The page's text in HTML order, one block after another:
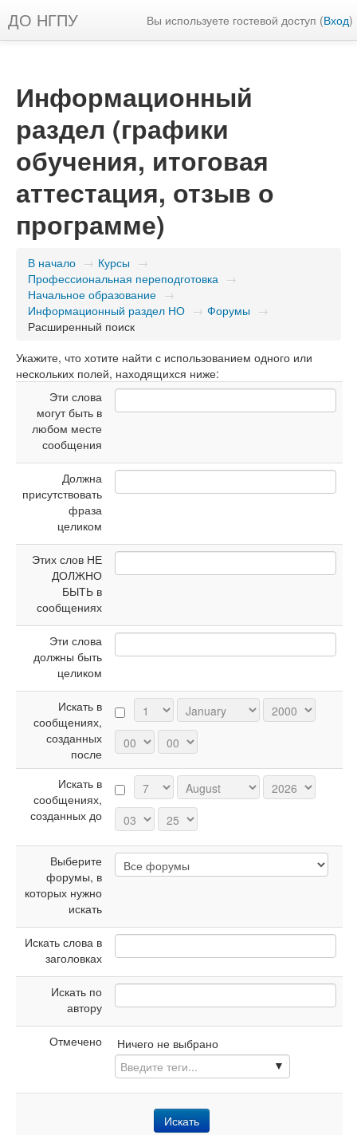
ДО НГПУ Вы используете гостевой доступ (Вход)
Информационный
раздел (графики
обучения, итоговая
аттестация, отзыв о
программе)
В начало → Курсы →
Профессиональная переподготовка →
Начальное образование →
Информационный раздел НО → Форумы →
Расширенный поиск
Укажите, что хотите найти с использованием одного или
нескольких полей, находящихся ниже:
Эти слова
могут быть в
любом месте
сообщения
Должна
присутствовать
фраза
целиком
Этих слов НЕ
ДОЛЖНО
БЫТЬ в
сообщениях
Эти слова
должны быть
целиком
Искать в
сообщениях,
созданных
после
Искать в
сообщениях,
созданных до
Выберите
форумы, в
которых нужно
искать
Искать слова в
заголовках
Искать по
автору
Отмечено
Ничего не выбрано
▼